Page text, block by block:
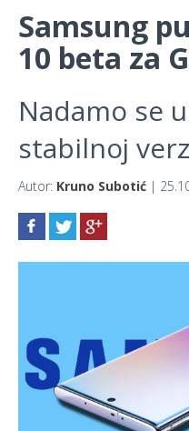
Samsung
10 beta za
Nadamo se
stabilnoj
Autor: Kruno Subotić |